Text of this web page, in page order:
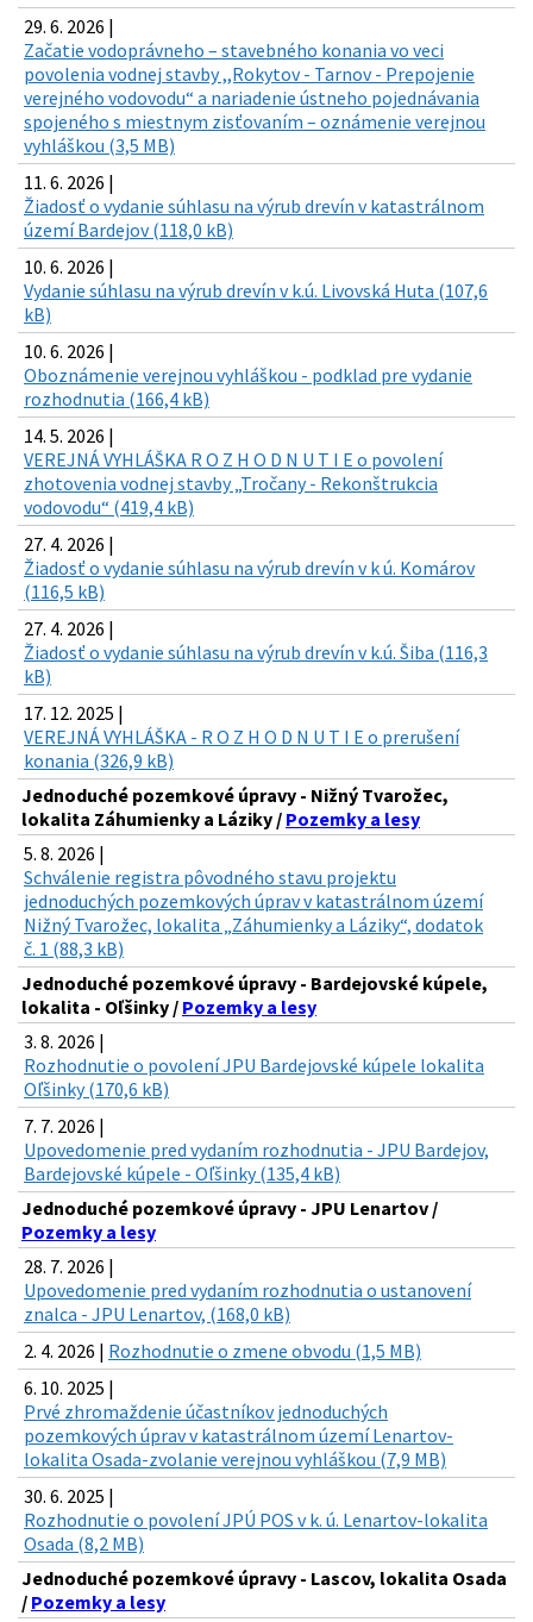
29. 6. 2026 |
Začatie vodoprávneho – stavebného konania vo veci
povolenia vodnej stavby ,,Rokytov - Tarnov - Prepojenie
verejného vodovodu“ a nariadenie ústneho pojednávania
spojeného s miestnym zisťovaním – oznámenie verejnou
vyhláškou (3,5 MB)
11. 6. 2026 |
Žiadosť o vydanie súhlasu na výrub drevín v katastrálnom
území Bardejov (118,0 kB)
10. 6. 2026 |
Vydanie súhlasu na výrub drevín v k.ú. Livovská Huta (107,6
kB)
10. 6. 2026 |
Oboznámenie verejnou vyhláškou - podklad pre vydanie
rozhodnutia (166,4 kB)
14. 5. 2026 |
VEREJNÁ VYHLÁŠKA R O Z H O D N U T I E o povolení
zhotovenia vodnej stavby „Tročany - Rekonštrukcia
vodovodu“ (419,4 kB)
27. 4. 2026 |
Žiadosť o vydanie súhlasu na výrub drevín v k ú. Komárov
(116,5 kB)
27. 4. 2026 |
Žiadosť o vydanie súhlasu na výrub drevín v k.ú. Šiba (116,3
kB)
17. 12. 2025 |
VEREJNÁ VYHLÁŠKA - R O Z H O D N U T I E o prerušení
konania (326,9 kB)
Jednoduché pozemkové úpravy - Nižný Tvarožec,
lokalita Záhumienky a Láziky / Pozemky a lesy
5. 8. 2026 |
Schválenie registra pôvodného stavu projektu
jednoduchých pozemkových úprav v katastrálnom území
Nižný Tvarožec, lokalita „Záhumienky a Láziky“, dodatok
č. 1 (88,3 kB)
Jednoduché pozemkové úpravy - Bardejovské kúpele,
lokalita - Oľšinky / Pozemky a lesy
3. 8. 2026 |
Rozhodnutie o povolení JPU Bardejovské kúpele lokalita
Oľšinky (170,6 kB)
7. 7. 2026 |
Upovedomenie pred vydaním rozhodnutia - JPU Bardejov,
Bardejovské kúpele - Oľšinky (135,4 kB)
Jednoduché pozemkové úpravy - JPU Lenartov /
Pozemky a lesy
28. 7. 2026 |
Upovedomenie pred vydaním rozhodnutia o ustanovení
znalca - JPU Lenartov, (168,0 kB)
2. 4. 2026 | Rozhodnutie o zmene obvodu (1,5 MB)
6. 10. 2025 |
Prvé zhromaždenie účastníkov jednoduchých
pozemkových úprav v katastrálnom území Lenartov-
lokalita Osada-zvolanie verejnou vyhláškou (7,9 MB)
30. 6. 2025 |
Rozhodnutie o povolení JPÚ POS v k. ú. Lenartov-lokalita
Osada (8,2 MB)
Jednoduché pozemkové úpravy - Lascov, lokalita Osada
/ Pozemky a lesy